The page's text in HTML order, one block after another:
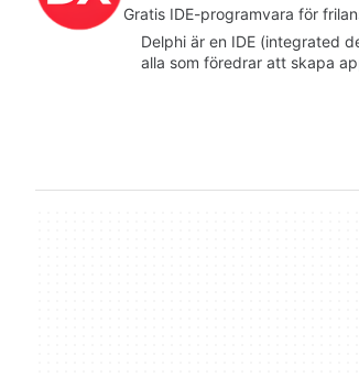
Gratis IDE-programvara för
Delphi är en IDE (integrated
alla som föredrar att skapa